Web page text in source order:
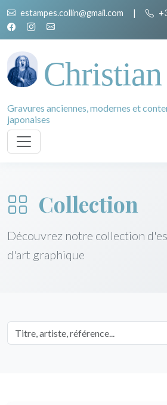
estampes.collin@gmail.com |
Gravures anciennes, modernes et
japonaises
Collection
Découvrez notre collection
d'art graphique